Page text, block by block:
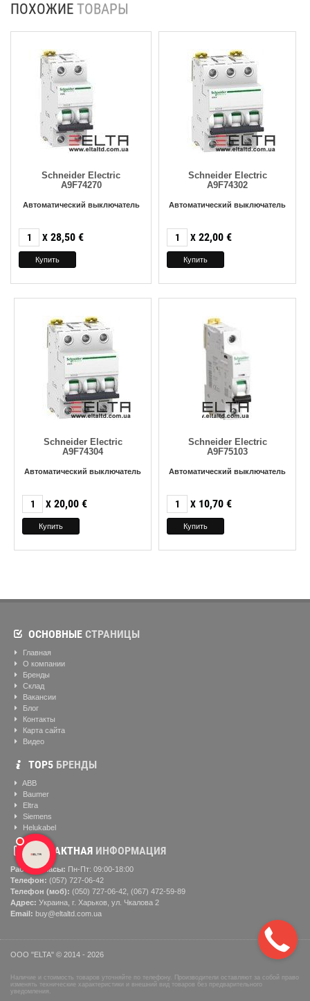
ПОХОЖИЕ ТОВАРЫ
Schneider Electric
A9F74270
Автоматический выключатель
X 28,50 €
Schneider Electric
A9F74302
Автоматический выключатель
X 22,00 €
Schneider Electric
A9F74304
Автоматический выключатель
X 20,00 €
Schneider Electric
A9F75103
Автоматический выключатель
X 10,70 €
ОСНОВНЫЕ СТРАНИЦЫ
Главная
О компании
Бренды
Склад
Вакансии
Блог
Контакты
Карта сайта
Видео
ТОР5 БРЕНДЫ
ABB
Baumer
Eltra
Siemens
Helukabel
КОНТАКТНАЯ ИНФОРМАЦИЯ
Рабочие часы: Пн-Пт: 09:00-18:00
Телефон: (057) ‎727-06-42
Телефон (моб): (050) 727-06-42, (067) 472-59-89
Адрес: Украина, г. Харьков, ул. Чкалова 2
Email: buy@eltaltd.com.ua
ООО "ELTA" © 2014 - 2026
Наличие и стоимость товаров уточняйте по телефону. Производители оставляют за собой право
изменять технические характеристики и внешний вид товаров без предварительного
уведомления.